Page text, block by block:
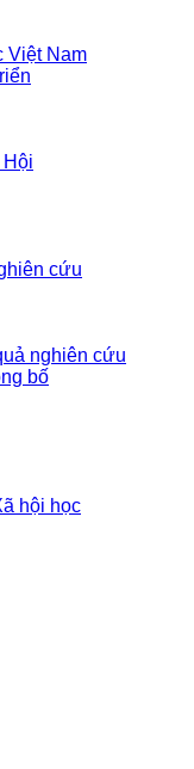
Việt Nam
cứu
nghiên cứu
bố
hội học